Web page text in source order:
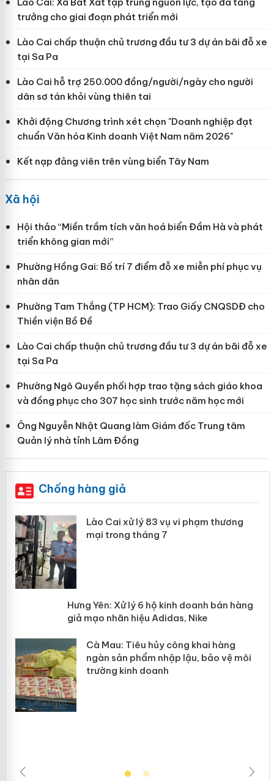
trưởng cho giai đoạn phát triển mới
Lào Cai chấp thuận chủ trương đầu tư 3 dự án bãi đỗ xe
tại Sa Pa
Lào Cai hỗ trợ 250.000 đồng/người/ngày cho người
dân sơ tán khỏi vùng thiên tai
Khởi động Chương trình xét chọn "Doanh nghiệp đạt
chuẩn Văn hóa Kinh doanh Việt Nam năm 2026"
Kết nạp đảng viên trên vùng biển Tây Nam
Xã hội
Hội thảo “Miền trầm tích văn hoá biển Đầm Hà và phát
triển không gian mới”
Phường Hồng Gai: Bố trí 7 điểm đỗ xe miễn phí phục vụ
nhân dân
Phường Tam Thắng (TP HCM): Trao Giấy CNQSDĐ cho
Thiền viện Bồ Đề
Lào Cai chấp thuận chủ trương đầu tư 3 dự án bãi đỗ xe
tại Sa Pa
Phường Ngô Quyền phối hợp trao tặng sách giáo khoa
và đồng phục cho 307 học sinh trước năm học mới
Ông Nguyễn Nhật Quang làm Giám đốc Trung tâm
Quản lý nhà tỉnh Lâm Đồng
Chống hàng giả
Lào Cai xử lý 83 vụ vi phạm thương
mại trong tháng 7
Hưng Yên: Xử lý 6 hộ kinh doanh bán
hàng giả mạo nhãn hiệu Adidas, Nike